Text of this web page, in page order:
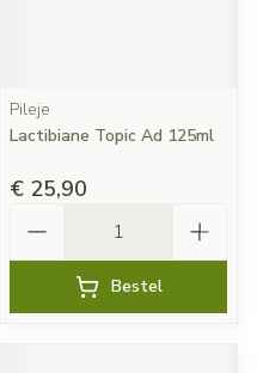
Pileje
Lactibiane Topic Ad 125ml
€ 25,90
Bestel